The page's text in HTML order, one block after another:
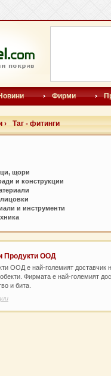
Фирми
› Таг - фитинги
щори
и конструкции
и инструменти
Продукти ООД
ООД е най-големият
Фирмата е най-големият
и бита.